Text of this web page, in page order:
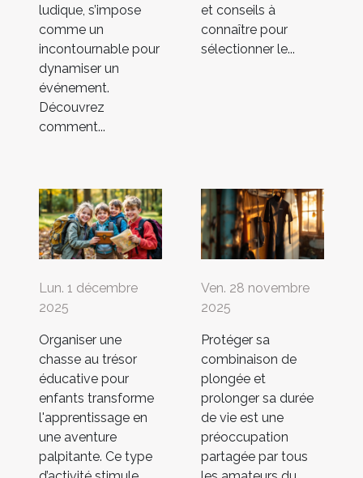
ludique, s’impose
comme un
incontournable pour
dynamiser un
événement.
Découvrez
comment...
et conseils à
connaître pour
sélectionner le...
Lun. 1 décembre
2025
Organiser une
chasse au trésor
éducative pour
enfants transforme
l'apprentissage en
une aventure
palpitante. Ce type
Ven. 28 novembre
2025
Protéger sa
combinaison de
plongée et
prolonger sa durée
de vie est une
préoccupation
partagée par tous